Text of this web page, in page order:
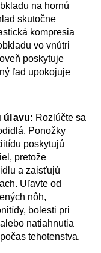
na hornú
skutočne
kompresia
vo vnútri
poskytuje
ľad upokojuje
úľavu: Rozlúčte sa
Ponožky
poskytujú
pretože
a zaisťujú
Uľavte od
nôh,
bolesti pri
natiahnutia
tehotenstva.